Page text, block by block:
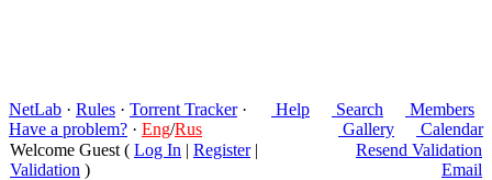
NetLab · Rules · Torrent Tracker·
Have a problem? · Eng/Rus
Help Search
Members
Gallery
Calendar
Welcome Guest ( Log In | Register|
Validation )
Resend Validation
Email